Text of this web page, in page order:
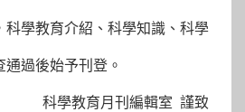
科學教育介紹、科學知識、科學
過後始予刊登。
科學教育月刊編輯室 謹致